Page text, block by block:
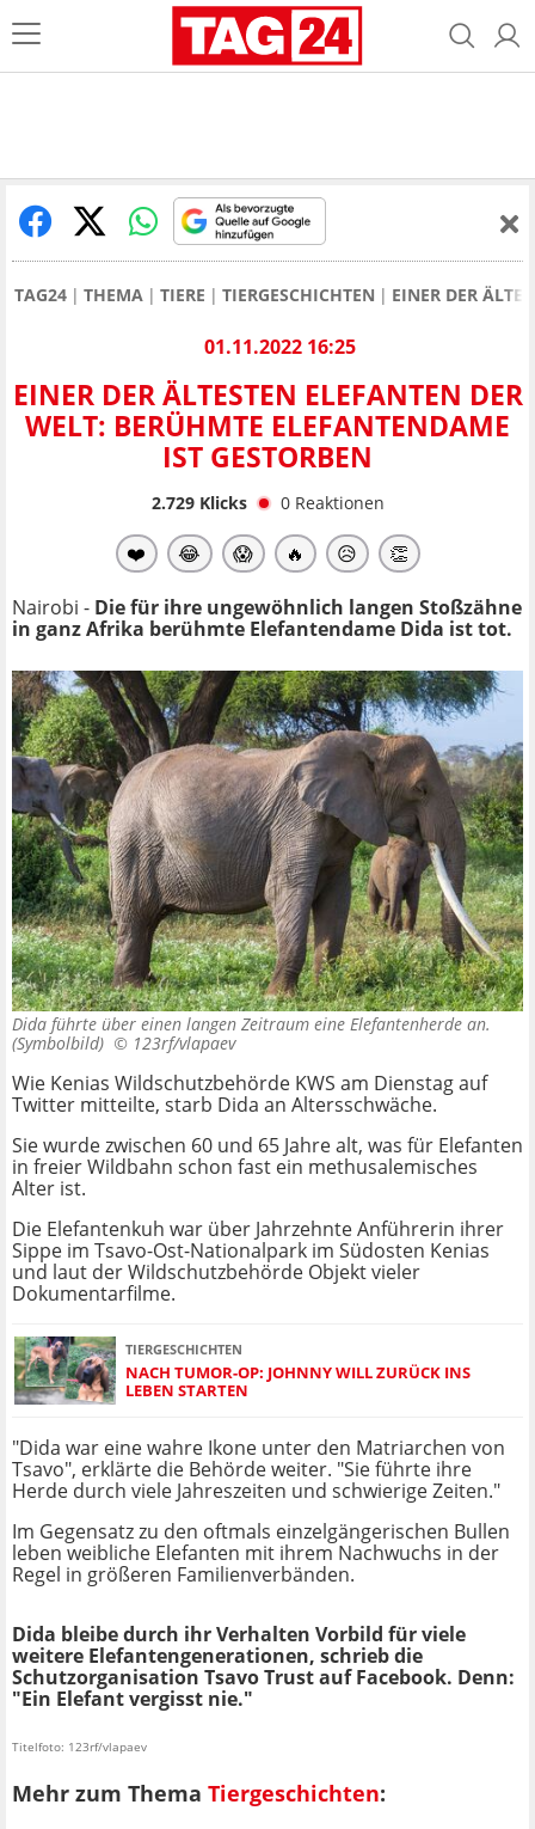
TAG24 THEMA TIERE TIERGESCHICHTEN EINER DER
01.11.2022 16:25
EINER DER ÄLTESTEN ELEFANTEN DER
WELT: BERÜHMTE ELEFANTENDAME
IST GESTORBEN
2.729Klicks 0 Reaktionen
❤️ 😂 😱 🔥 😥 👏
Nairobi - Die für ihre ungewöhnlich langen Stoßzähne
in ganz Afrika berühmte Elefantendame Dida ist tot.
Dida führte über einen langen Zeitraum eine Elefantenherde an.
(Symbolbild) © 123rf/vlapaev
Wie Kenias Wildschutzbehörde KWS am Dienstag auf
Twitter mitteilte, starb Dida an Altersschwäche.
Sie wurde zwischen 60 und 65 Jahre alt, was für Elefanten
in freier Wildbahn schon fast ein methusalemisches
Alter ist.
Die Elefantenkuh war über Jahrzehnte Anführerin ihrer
Sippe im Tsavo-Ost-Nationalpark im Südosten Kenias
und laut der Wildschutzbehörde Objekt vieler
Dokumentarfilme.
TIERGESCHICHTEN
NACH TUMOR-OP: JOHNNY WILL ZURÜCK INS
LEBEN STARTEN
"Dida war eine wahre Ikone unter den Matriarchen von
Tsavo", erklärte die Behörde weiter. "Sie führte ihre
Herde durch viele Jahreszeiten und schwierige Zeiten."
Im Gegensatz zu den oftmals einzelgängerischen Bullen
leben weibliche Elefanten mit ihrem Nachwuchs in der
Regel in größeren Familienverbänden.
Dida bleibe durch ihr Verhalten Vorbild für viele
weitere Elefantengenerationen, schrieb die
Schutzorganisation Tsavo Trust auf Facebook. Denn:
"Ein Elefant vergisst nie."
Titelfoto: 123rf/vlapaev
Mehr zum Thema Tiergeschichten: